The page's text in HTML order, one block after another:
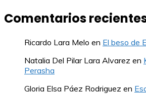
Comentarios
Ricardo Lara Melo en El beso de
Natalia Del Pilar Lara Alvarez en
Perasha
Gloria Elsa Páez Rodriguez en